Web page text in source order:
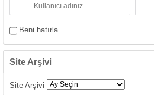
Beni hatırla
Site Arşivi
Site Arşivi